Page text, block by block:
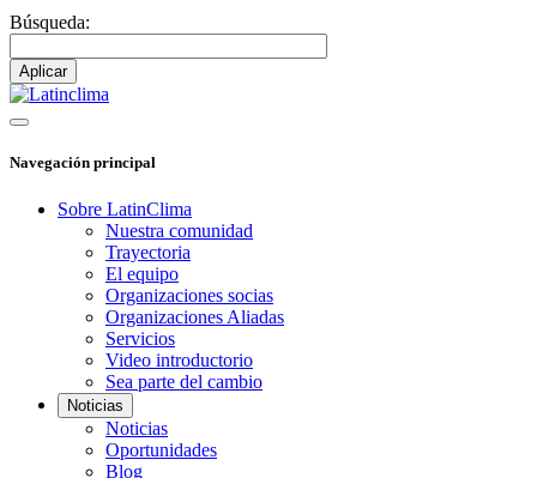
Búsqueda:
Navegación principal
Sobre LatinClima
Nuestra comunidad
Trayectoria
El equipo
Organizaciones socias
Organizaciones Aliadas
Servicios
Video introductorio
Sea parte del cambio
Noticias
Noticias
Oportunidades
Blog